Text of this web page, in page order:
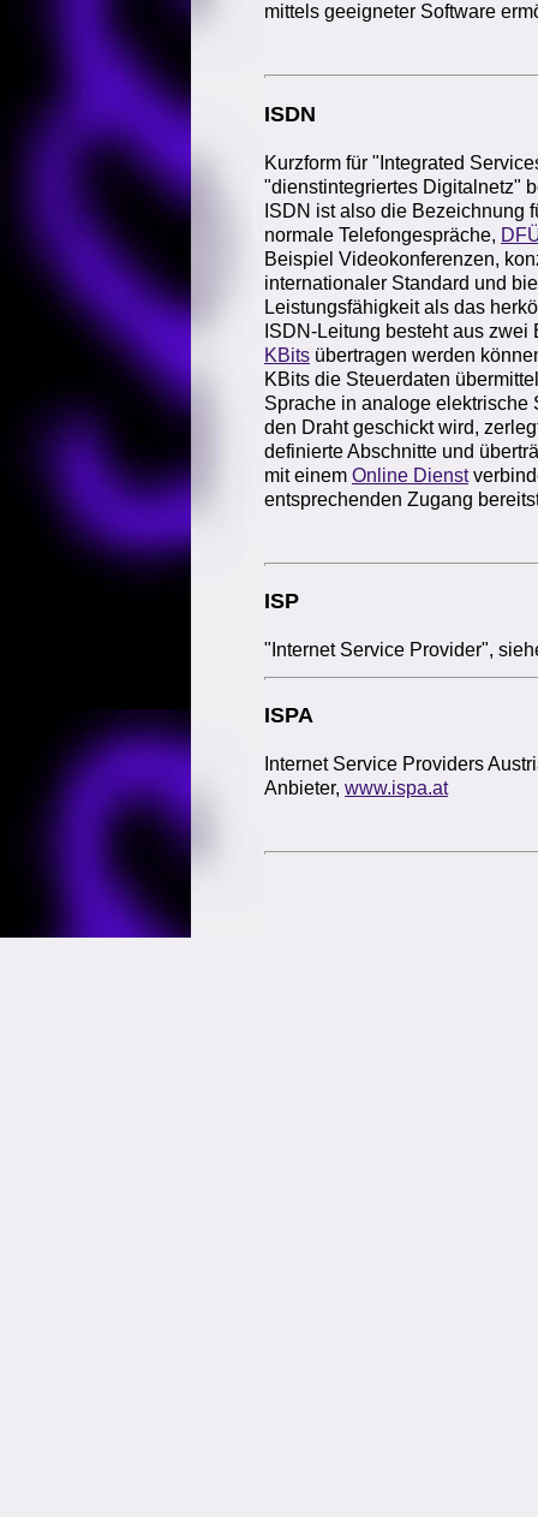
mittels geeigneter Software
ISDN
Kurzform für "Integrated
"dienstintegriertes Digitalnetz"
ISDN ist also die Bezeichnung
normale Telefongespräche,
Beispiel Videokonferenzen,
internationaler Standard und
Leistungsfähigkeit als das
ISDN-Leitung besteht aus
KBits übertragen werden
KBits die Steuerdaten
Sprache in analoge
den Draht geschickt wird,
definierte Abschnitte und
mit einem Online Dienst
entsprechenden Zugang
ISP
"Internet Service Provider",
ISPA
Internet Service Providers
Anbieter, www.ispa.at